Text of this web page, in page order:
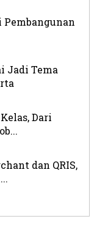
Jadi Tema
Dari
dan QRIS,